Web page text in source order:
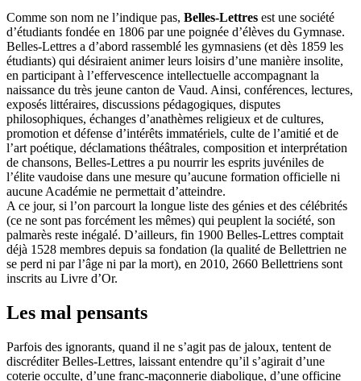
Comme son nom ne l’indique pas, Belles-Lettres est une société
d’étudiants fondée en 1806 par une poignée d’élèves du Gymnase.
Belles-Lettres a d’abord rassemblé les gymnasiens (et dès 1859 les
étudiants) qui désiraient animer leurs loisirs d’une manière insolite,
en participant à l’effervescence intellectuelle accompagnant la
naissance du très jeune canton de Vaud. Ainsi, conférences, lectures,
exposés littéraires, discussions pédagogiques, disputes
philosophiques, échanges d’anathèmes religieux et de cultures,
promotion et défense d’intérêts immatériels, culte de l’amitié et de
l’art poétique, déclamations théâtrales, composition et interprétation
de chansons, Belles-Lettres a pu nourrir les esprits juvéniles de
l’élite vaudoise dans une mesure qu’aucune formation officielle ni
aucune Académie ne permettait d’atteindre.
A ce jour, si l’on parcourt la longue liste des génies et des célébrités
(ce ne sont pas forcément les mêmes) qui peuplent la société, son
palmarès reste inégalé. D’ailleurs, fin 1900 Belles-Lettres comptait
déjà 1528 membres depuis sa fondation (la qualité de Bellettrien ne
se perd ni par l’âge ni par la mort), en 2010, 2660 Bellettriens sont
inscrits au Livre d’Or.
Les mal pensants
Parfois des ignorants, quand il ne s’agit pas de jaloux, tentent de
discréditer Belles-Lettres, laissant entendre qu’il s’agirait d’une
coterie occulte, d’une franc-maçonnerie diabolique, d’une officine